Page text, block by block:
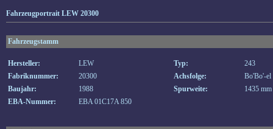
Fahrzeugportrait LEW 20300
Fahrzeugstamm
Hersteller: LEW Typ:
243
Fabriknummer:
20300 Achsfolge:
Bo'Bo'-el
Baujahr:
1988 Spurweite:
1435 mm
EBA-Nummer:
EBA 01C17A 850